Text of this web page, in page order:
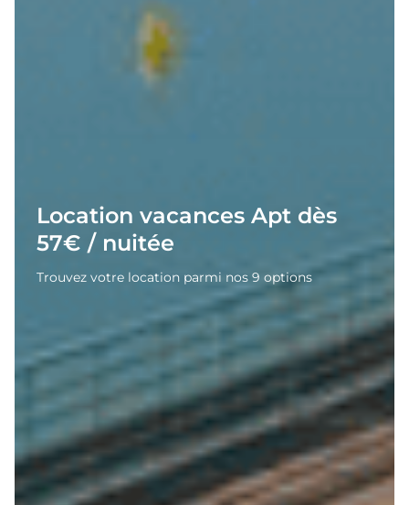
Location vacances Apt dès
57€ / nuitée
Trouvez votre location parmi nos 9 options